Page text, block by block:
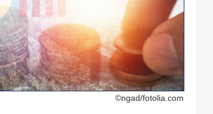
©ngad/fotolia.com